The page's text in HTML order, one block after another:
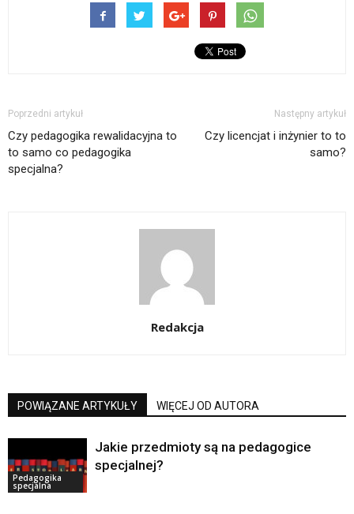
Poprzedni artykuł
Czy pedagogika rewalidacyjna to
to samo co pedagogika
specjalna?
Następny artykuł
Czy licencjat i inżynier to to
samo?
Redakcja
POWIĄZANE ARTYKUŁY WIĘCEJ OD AUTORA
Pedagogika
specjalna
Jakie przedmioty są na pedagogice
specjalnej?